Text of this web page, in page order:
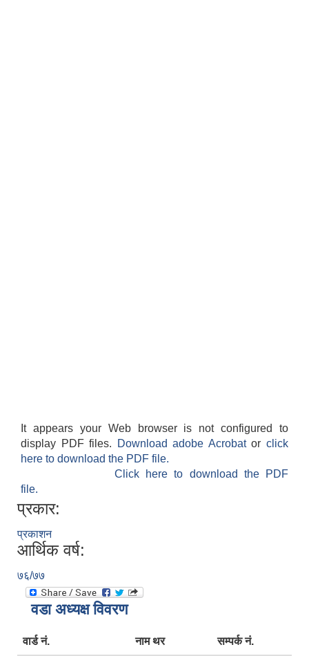
It appears your Web browser is not configured to
display PDF files.
Download adobe Acrobatorclick
here to download the PDF file.
Click here to download the PDF
file.
प्रकार:
प्रकाशन
आर्थिक वर्ष:
७६/७७
वडा अध्यक्ष विवरण
वार्ड नं. नाम थर सम्पर्क नं.